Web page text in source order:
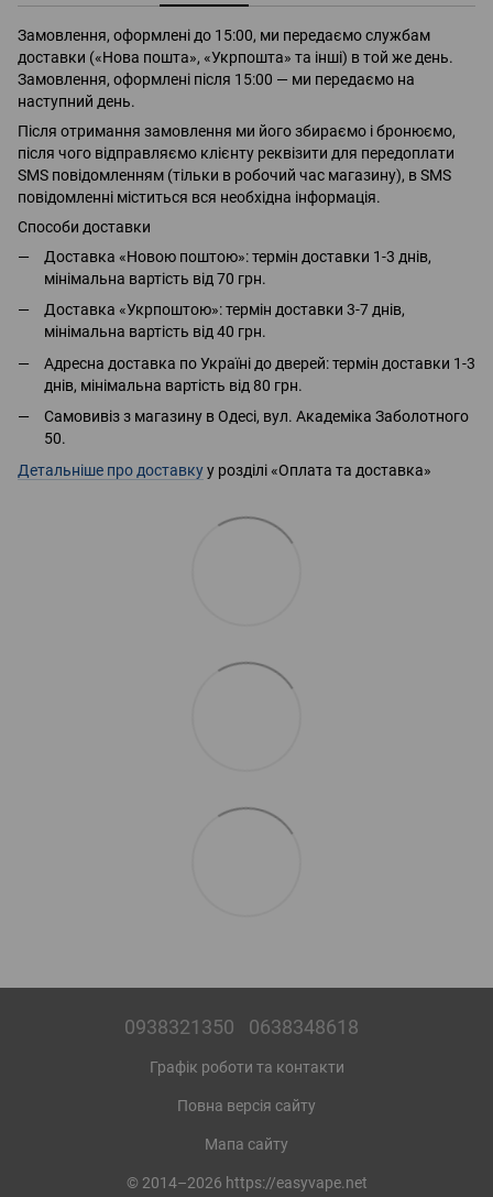
Замовлення, оформлені до 15:00, ми передаємо службам
доставки («Нова пошта», «Укрпошта» та інші) в той же день.
Замовлення, оформлені після 15:00 — ми передаємо на
наступний день.
Після отримання замовлення ми його збираємо і бронюємо,
після чого відправляємо клієнту реквізити для передоплати
SMS повідомленням (тільки в робочий час магазину), в SMS
повідомленні міститься вся необхідна інформація.
Способи доставки
Доставка «Новою поштою»: термін доставки 1-3 днів,
мінімальна вартість від 70 грн.
Доставка «Укрпоштою»: термін доставки 3-7 днів,
мінімальна вартість від 40 грн.
Адресна доставка по Україні до дверей: термін доставки 1-3
днів, мінімальна вартість від 80 грн.
Самовивіз з магазину в Одесі, вул. Академіка Заболотного
50.
Детальніше про доставкуу розділі «Оплата та доставка»
0938321350 0638348618
Графік роботи та контакти
Повна версія сайту
Мапа сайту
© 2014–2026 https://easyvape.net